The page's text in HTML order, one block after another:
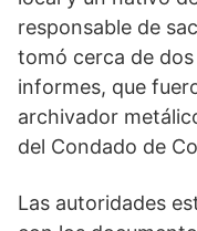
responsable de
tomó cerca de
informes, que
archivador
del Condado de
Las autoridades